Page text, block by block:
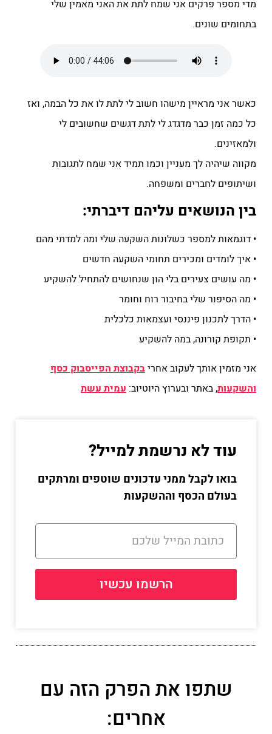
מדי מספר פרקים אני שמח לתת את האני מאמין שלי
בתחומים שונים.
כאשר אני מראיין מישהו חשוב לי לתת לו את כל הבמה, ואז
כל כמה זמן כבר מדגדג לי לתת דגשים שחשובים לי
ולמאזינים.
מקווה שיהיה לך מעניין וכמו תמיד אני שמח לתגובות
ושיתופים לחברים ומשפחה.
בין הנושאים עליהם דיברתי:
• דוגמאות למספר כשלונות השקעה שלי ומה למדתי מהם
• איך לומדים ומכירים תחומי השקעה חדשים
• מה עושים צעירים בלי הון שנחושים להתחיל להשקיע
• מה הסיפור שלי בחיבור רוח וחומר
• הדרך לתכנון פיננסי ועצמאות כלכלית
• תקופת קורונה, במה להשקיע
אני מזמין אותך לעקוב אחריבקבוצת הפייסבוק כסף
והשקעות, באתר ובערוץ היוטיוב: עמית עשת
עוד לא נרשמת למייל?
בואו לקבל ממני עדכונים שוטפים ומרתקים
בעולם הכסף וההשקעות
הרשמו עכשיו
שתפו את הפרק הזה עם
אחרים: